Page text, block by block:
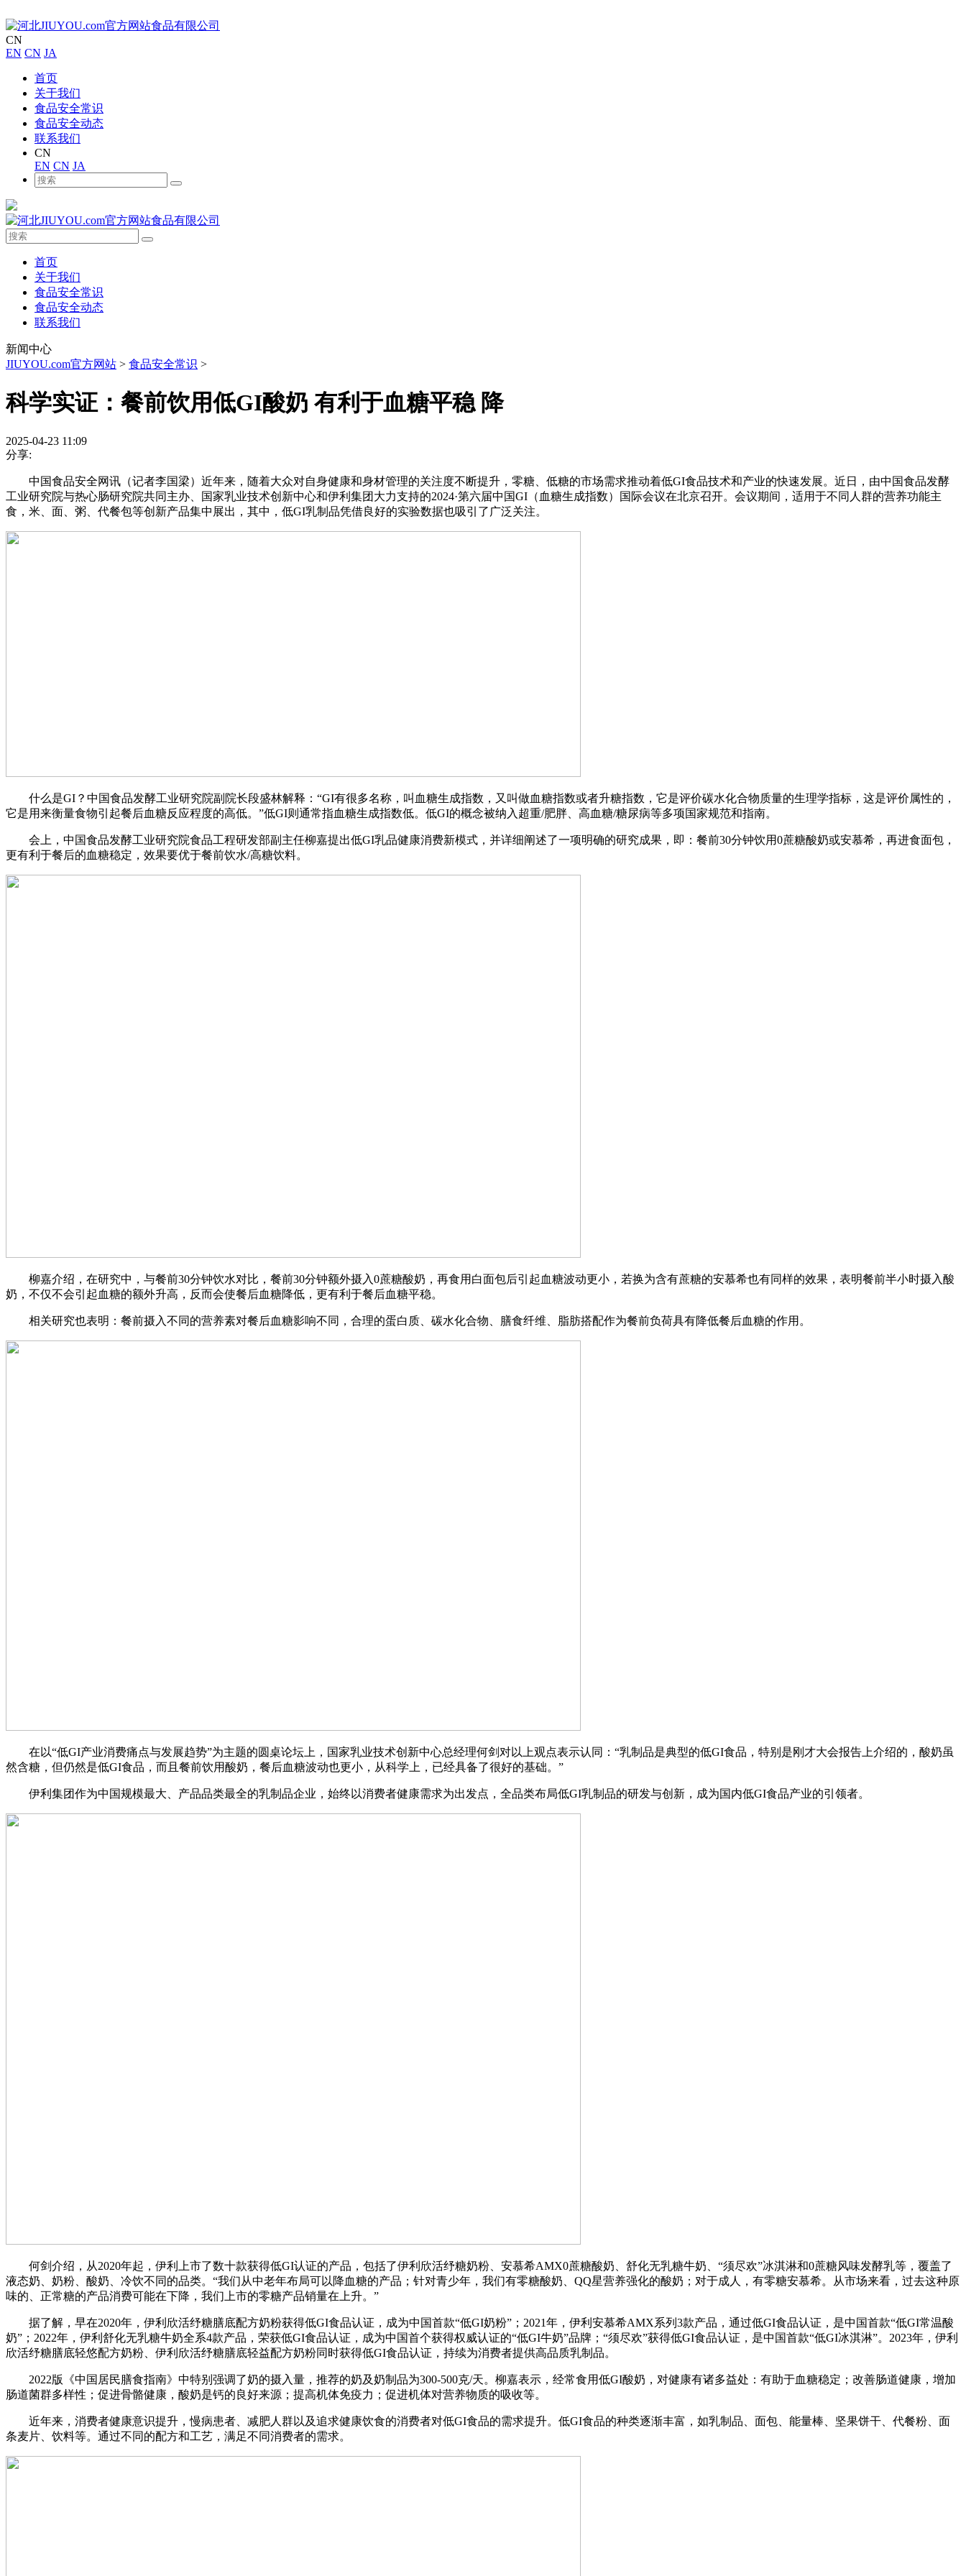
CN
EN CN JA
首页
关于我们
食品安全常识
食品安全动态
联系我们
CN
EN CN JA
首页
关于我们
食品安全常识
食品安全动态
联系我们
新闻中心
JIUYOU.com官方网站 > 食品安全常识 >
科学实证：餐前饮用低GI酸奶 有利于血糖平稳 降
2025-04-23 11:09
分享:
中国食品安全网讯（记者李国梁）近年来，随着大众对自身健康和身材管理的关注度不断提升，零糖、低糖的市场需求推动着低GI食品技术和产业的快速发展。近日，由中国食品发酵
工业研究院与热心肠研究院共同主办、国家乳业技术创新中心和伊利集团大力支持的2024·第六届中国GI（血糖生成指数）国际会议在北京召开。会议期间，适用于不同人群的营养功能主
食，米、面、粥、代餐包等创新产品集中展出，其中，低GI乳制品凭借良好的实验数据也吸引了广泛关注。
什么是GI？中国食品发酵工业研究院副院长段盛林解释：“GI有很多名称，叫血糖生成指数，又叫做血糖指数或者升糖指数，它是评价碳水化合物质量的生理学指标，这是评价属性的，
它是用来衡量食物引起餐后血糖反应程度的高低。”低GI则通常指血糖生成指数低。低GI的概念被纳入超重/肥胖、高血糖/糖尿病等多项国家规范和指南。
会上，中国食品发酵工业研究院食品工程研发部副主任柳嘉提出低GI乳品健康消费新模式，并详细阐述了一项明确的研究成果，即：餐前30分钟饮用0蔗糖酸奶或安慕希，再进食面包，
更有利于餐后的血糖稳定，效果要优于餐前饮水/高糖饮料。
柳嘉介绍，在研究中，与餐前30分钟饮水对比，餐前30分钟额外摄入0蔗糖酸奶，再食用白面包后引起血糖波动更小，若换为含有蔗糖的安慕希也有同样的效果，表明餐前半小时摄入酸
奶，不仅不会引起血糖的额外升高，反而会使餐后血糖降低，更有利于餐后血糖平稳。
相关研究也表明：餐前摄入不同的营养素对餐后血糖影响不同，合理的蛋白质、碳水化合物、膳食纤维、脂肪搭配作为餐前负荷具有降低餐后血糖的作用。
在以“低GI产业消费痛点与发展趋势”为主题的圆桌论坛上，国家乳业技术创新中心总经理何剑对以上观点表示认同：“乳制品是典型的低GI食品，特别是刚才大会报告上介绍的，酸奶虽
然含糖，但仍然是低GI食品，而且餐前饮用酸奶，餐后血糖波动也更小，从科学上，已经具备了很好的基础。”
伊利集团作为中国规模最大、产品品类最全的乳制品企业，始终以消费者健康需求为出发点，全品类布局低GI乳制品的研发与创新，成为国内低GI食品产业的引领者。
何剑介绍，从2020年起，伊利上市了数十款获得低GI认证的产品，包括了伊利欣活纾糖奶粉、安慕希AMX0蔗糖酸奶、舒化无乳糖牛奶、“须尽欢”冰淇淋和0蔗糖风味发酵乳等，覆盖了
液态奶、奶粉、酸奶、冷饮不同的品类。“我们从中老年布局可以降血糖的产品；针对青少年，我们有零糖酸奶、QQ星营养强化的酸奶；对于成人，有零糖安慕希。从市场来看，过去这种原
味的、正常糖的产品消费可能在下降，我们上市的零糖产品销量在上升。”
据了解，早在2020年，伊利欣活纾糖膳底配方奶粉获得低GI食品认证，成为中国首款“低GI奶粉”；2021年，伊利安慕希AMX系列3款产品，通过低GI食品认证，是中国首款“低GI常温酸
奶”；2022年，伊利舒化无乳糖牛奶全系4款产品，荣获低GI食品认证，成为中国首个获得权威认证的“低GI牛奶”品牌；“须尽欢”获得低GI食品认证，是中国首款“低GI冰淇淋”。2023年，伊利
欣活纾糖膳底轻悠配方奶粉、伊利欣活纾糖膳底轻益配方奶粉同时获得低GI食品认证，持续为消费者提供高品质乳制品。
2022版《中国居民膳食指南》中特别强调了奶的摄入量，推荐的奶及奶制品为300-500克/天。柳嘉表示，经常食用低GI酸奶，对健康有诸多益处：有助于血糖稳定；改善肠道健康，增加
肠道菌群多样性；促进骨骼健康，酸奶是钙的良好来源；提高机体免疫力；促进机体对营养物质的吸收等。
近年来，消费者健康意识提升，慢病患者、减肥人群以及追求健康饮食的消费者对低GI食品的需求提升。低GI食品的种类逐渐丰富，如乳制品、面包、能量棒、坚果饼干、代餐粉、面
条麦片、饮料等。通过不同的配方和工艺，满足不同消费者的需求。